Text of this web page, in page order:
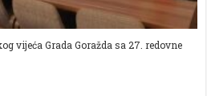
vijeća Grada Goražda sa 27. redovne